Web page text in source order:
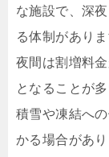
な施設で、深
る体制があり
夜間は割増料
となることが
積雪や凍結へ
かる場合があ